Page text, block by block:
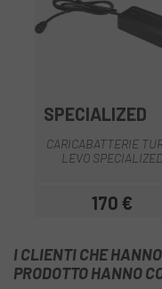
SPECIALIZED
CARICABATTERIE
LEVO SPECIALIZED
Prezzo
170 €
I CLIENTI CHE
PRODOTTO HANNO